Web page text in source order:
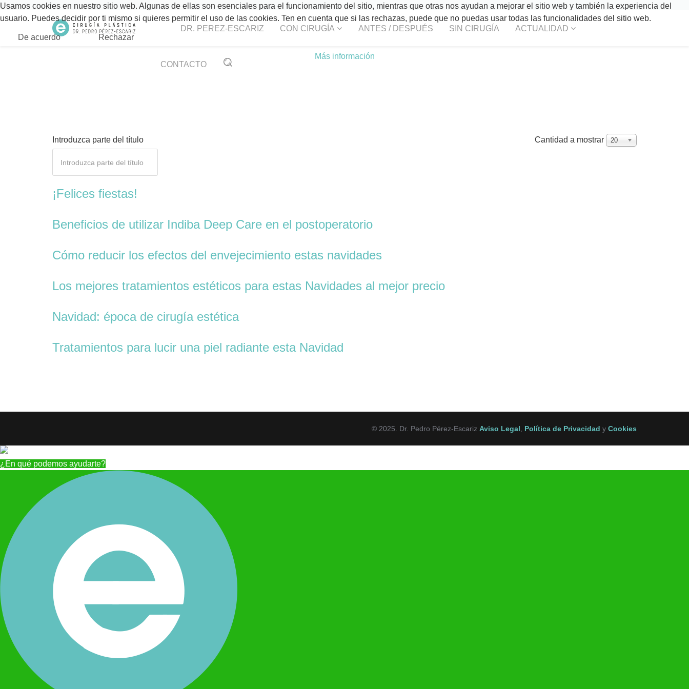
DR. PEREZ-ESCARIZ CON CIRUGÍA ANTES / DESPUÉS SIN CIRUGÍA ACTUALIDAD
CONTACTO
Introduzca parte del título Cantidad a mostrar 20
¡Felices fiestas!
Beneficios de utilizar Indiba Deep Care en el postoperatorio
Cómo reducir los efectos del envejecimiento estas navidades
Los mejores tratamientos estéticos para estas Navidades al mejor precio
Navidad: época de cirugía estética
Tratamientos para lucir una piel radiante esta Navidad
© 2025. Dr. Pedro Pérez-Escariz Aviso Legal Política de Privacidad y Cookies
¿En qué podemos ayudarte?
Usamos cookies en nuestro sitio web. Algunas de ellas son esenciales para el funcionamiento del sitio, mientras que otras nos ayudan a mejorar el sitio web y también la experiencia del
usuario. Puedes decidir por ti mismo si quieres permitir el uso de las cookies. Ten en cuenta que si las rechazas, puede que no puedas usar todas las funcionalidades del sitio web.
De acuerdo Rechazar
Más información